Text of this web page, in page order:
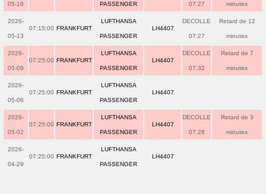
05-16 PASSENGER 07:27 minutes
2026-
05-13
07:15:00 FRANKFURT
LUFTHANSA
PASSENGER
LH4407
DECOLLE
07:27
Retard de 12
minutes
2026-
05-09
07:25:00 FRANKFURT
LUFTHANSA
PASSENGER
LH4407
DECOLLE
07:32
Retard de 7
minutes
2026-
05-06
07:25:00 FRANKFURT
LUFTHANSA
PASSENGER
LH4407
2026-
05-02
07:25:00 FRANKFURT
LUFTHANSA
PASSENGER
LH4407
DECOLLE
07:28
Retard de 3
minutes
2026-
04-29
07:25:00 FRANKFURT
LUFTHANSA
PASSENGER
LH4407